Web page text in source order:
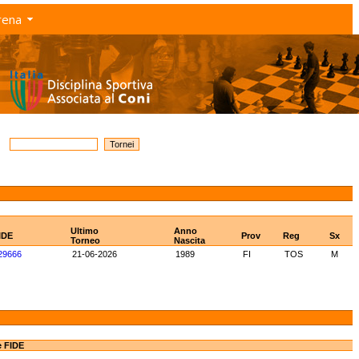
Ultimo
Torneo
Anno
Nascita
Prov Reg
Sx
21-06-2026 1989 FI TOS M
FIDE